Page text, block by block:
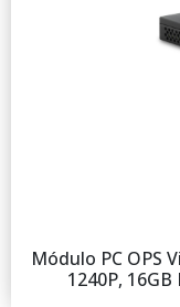
Módulo PC OPS
1240P, 16GB